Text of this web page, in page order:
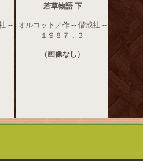
--
若草物語 下
オルコット／作 -- 偕成社 --
１９８７．３
（画像なし）